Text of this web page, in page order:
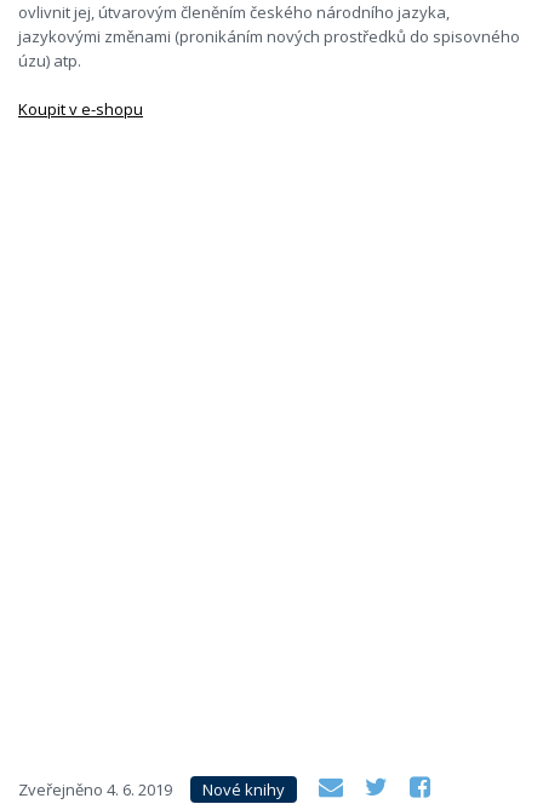
ovlivnit jej, útvarovým členěním českého národního jazyka,
jazykovými změnami (pronikáním nových prostředků do spisovného
úzu) atp.
Koupit v e-shopu
Zveřejněno 4. 6. 2019
Nové knihy